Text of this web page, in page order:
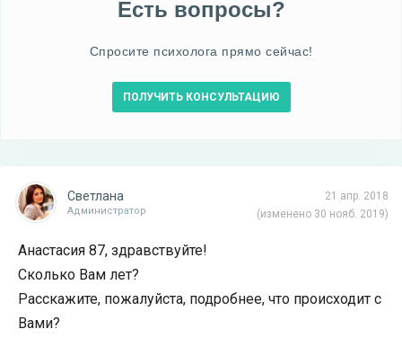
Есть вопросы?
Спросите психолога прямо сейчас!
ПОЛУЧИТЬ КОНСУЛЬТАЦИЮ
21 апр. 2018
(изменено 30 нояб. 2019)
Светлана
Администратор
Анастасия 87, здравствуйте!
Сколько Вам лет?
Расскажите, пожалуйста, подробнее, что происходит с
Вами?